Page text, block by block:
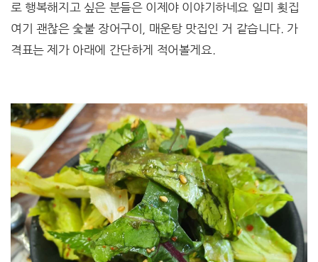
로 행복해지고 싶은 분들은 이제야 이야기하네요 일미 횟집
여기 괜찮은 숯불 장어구이, 매운탕 맛집인 거 같습니다. 가
격표는 제가 아래에 간단하게 적어볼게요.